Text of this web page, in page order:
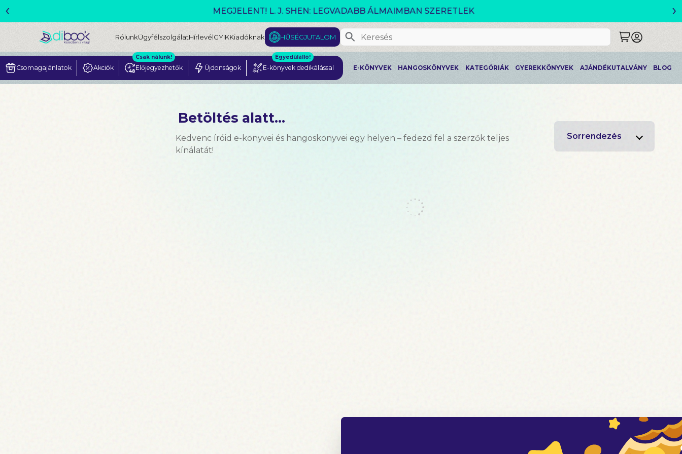
VÁLTOZÓ VILÁG AKCIÓ!
‹ ›
RólunkÜgyfélszolgálatHírlevélGYIKKiadóknak HŰSÉGJUTALOM
Csomagajánlatok Akciók Előjegyezhetők
Csak nálunk!
Újdonságok E-könyvek dedikálással
Egyedülálló!
E-KÖNYVEK HANGOSKÖNYVEK KATEGÓRIÁK GYEREKKÖNYVEK AJÁNDÉKUTALVÁNY BLOG
Betöltés alatt...
Kedvenc íróid e-könyvei és hangoskönyvei egy helyen – fedezd fel a szerzők teljes
kínálatát!
Sorrendezés